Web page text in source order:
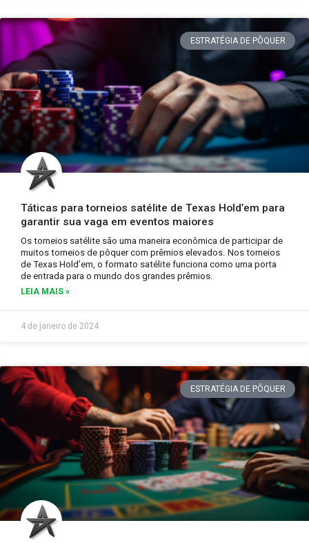
ESTRATÉGIA DE PÔQUER
Táticas para torneios satélite de Texas Hold’em para
garantir sua vaga em eventos maiores
Os torneios satélite são uma maneira econômica de participar de
muitos torneios de pôquer com prêmios elevados. Nos torneios
de Texas Hold’em, o formato satélite funciona como uma porta
de entrada para o mundo dos grandes prêmios.
LEIA MAIS »
4 de janeiro de 2024
ESTRATÉGIA DE PÔQUER